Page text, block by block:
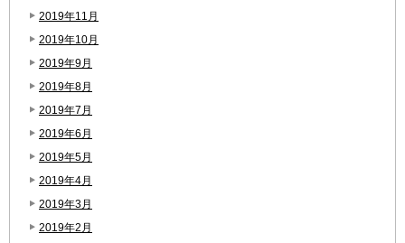
2019年11月
2019年10月
2019年9月
2019年8月
2019年7月
2019年6月
2019年5月
2019年4月
2019年3月
2019年2月